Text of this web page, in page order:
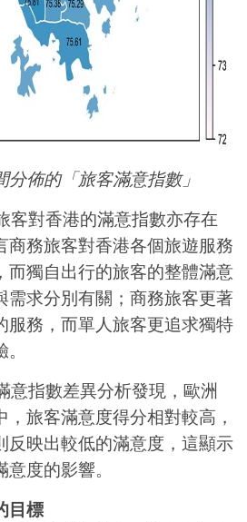
佈的「旅客滿意指數」
客對香港的滿意指數亦存在
商務旅客對香港各個旅遊服務
而獨自出行的旅客的整體滿意
需求分別有關；商務旅客更著
服務，而單人旅客更追求獨特
意指數差異分析發現，歐洲
旅客滿意度得分相對較高，
反映出較低的滿意度，這顯示
度的影響。
目標